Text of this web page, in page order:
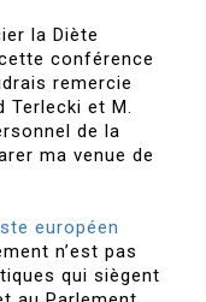
la Diète
conférence
remercie
Terlecki et M.
de la
ma venue de
européen
n’est pas
qui siègent